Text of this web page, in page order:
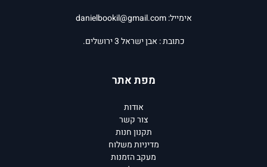
משמש כרב קבוצת יבנה וכראש
המכינה הקדם-צבאית "רוח השדה".
עת
(2024), כולם בהוצאת ידיעות
67
₪ המחיר שלנו:
אימייל:danielbookil@gmail.com
כתובת : אבן ישראל 3 ירושלים.
מפת אתר
אודות
צור קשר
תקנון חנות
מדיניות משלוח
מעקב הזמנות